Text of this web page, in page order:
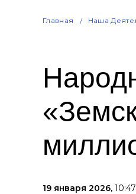
Главная Наша
19 января 2026, 10:47